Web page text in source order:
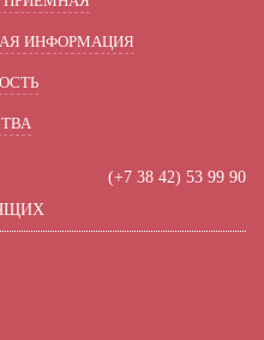
ИНФОРМАЦИЯ
(+7 38 42) 53 99 90